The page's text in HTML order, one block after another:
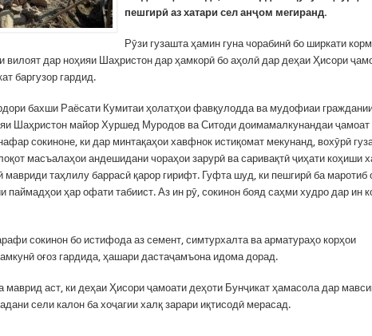
пешгирӣ аз хатари сел анҷом мегиранд.
Рӯзи гузашта ҳамин гуна чорабинӣ бо ширкати
вилоят дар ноҳияи Шаҳристон дар ҳамкорӣ бо аҳолӣ дар деҳаи Ҳисори
баргузор гардид.
бахши Раёсати Кумитаи ҳолатҳои фавқулодда ва мудофиаи
Шаҳристон майор Хуршед Муродов ва Ситоди доимамалкунандаи ҷамоат
сокиноне, ки дар минтақаҳои хавфнок истиқомат мекунанд, вохӯрӣ
масъалаҳои андешидани чораҳои зарурӣ ва саривақтӣ ҷиҳати коҳиши
мавриди таҳлилу баррасӣ қарор гирифт. Гуфта шуд, ки пешгирӣ ба маротиб
паймадҳои ҳар офати табиист. Аз ин рӯ, сокинон бояд саҳми худро дар ин
сокинон бо истифода аз семент, симтурхалта ва арматураҳо корҳои
оғоз гардида, ҳашари дастаҷамъона идома дорад.
маврид аст, ки деҳаи Ҳисори ҷамоати деҳоти Бунҷикат ҳамасола дар
сели калон ба хоҷагии халқ зарари иқтисодӣ мерасад.